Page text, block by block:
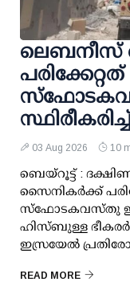
ലെബനീസ്
03 Aug 2026 10
ബെയ്റൂട്ട് :
സൈനികർക്ക്
സ്‌ഫോടകവസ്തു
ഹിസ്ബുള്ള ഭീകരർ
ഇസ്രയേൽ
READ MORE